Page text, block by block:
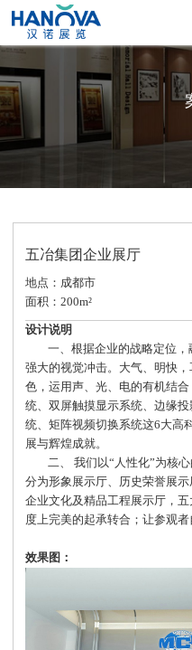
五冶集团企业展厅
地点：成都市
面积：200m²
设计说明
一、根据企业的战略定位
强大的视觉冲击。大气、明快
色，运用声、光、电的有机结
统、双屏触摸显示系统、边缘
统、矩阵视频切换系统这6大高
展与辉煌成就。
二、 我们以“人性化”为核
分为形象展示厅、历史荣誉展
企业文化及精品工程展示厅，
度上完美的起承转合；让参观者
效果图：